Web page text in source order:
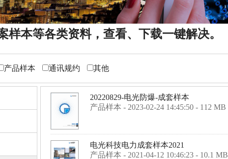
样本等各类资料，查看、下载一键解决。
产品样本 通讯规约 其他
20220829-电光防爆-成套样本
产品样本 - 2023-02-24 14:45:50- 112 MB
电光科技电力成套样本2021
产品样本 - 2021-04-12 10:46:23- 10.1 MB